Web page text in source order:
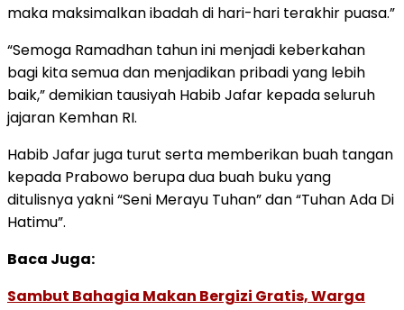
maka maksimalkan ibadah di hari-hari terakhir puasa.”
“Semoga Ramadhan tahun ini menjadi keberkahan
bagi kita semua dan menjadikan pribadi yang lebih
baik,” demikian tausiyah Habib Jafar kepada seluruh
jajaran Kemhan RI.
Habib Jafar juga turut serta memberikan buah tangan
kepada Prabowo berupa dua buah buku yang
ditulisnya yakni “Seni Merayu Tuhan” dan “Tuhan Ada Di
Hatimu”.
Baca Juga:
Sambut Bahagia Makan Bergizi Gratis, Warga